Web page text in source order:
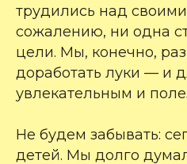
трудились над
сожалению, ни одна
цели. Мы, конечно,
доработать луки — и
увлекательным и
Не будем забывать:
детей. Мы долго